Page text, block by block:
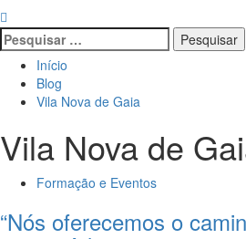
Pesquisar
por:
Início
Blog
Vila Nova de Gaia
Vila Nova de
Formação e Eventos
“Nós oferecemos o